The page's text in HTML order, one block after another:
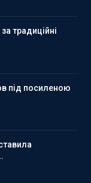
традиційні
під посиленою